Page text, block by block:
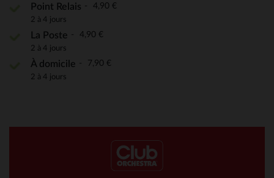
Point Relais 4,90 €
2 à 4 jours
La Poste 4,90 €
2 à 4 jours
À domicile 7,90 €
2 à 4 jours